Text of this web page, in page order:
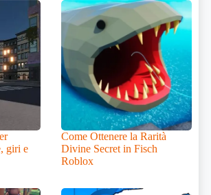
giri e
Come Ottenere la Rarità
Divine Secret in Fisch
Roblox